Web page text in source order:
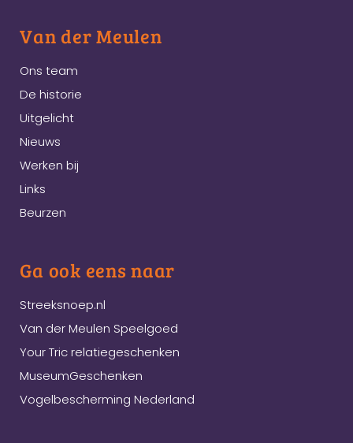
Van der Meulen
Ons team
De historie
Uitgelicht
Nieuws
Werken bij
Links
Beurzen
Ga ook eens naar
Streeksnoep.nl
Van der Meulen Speelgoed
Your Tric relatiegeschenken
MuseumGeschenken
Vogelbescherming Nederland